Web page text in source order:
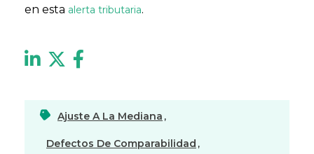
en esta alerta tributaria.
Ajuste A La Mediana ,
Defectos De Comparabilidad ,